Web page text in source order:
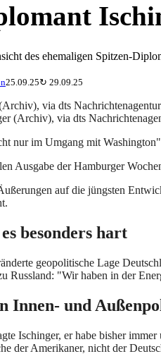
des ehemaligen Spitzen-
25.09.25↻ 29.09.25
(Archiv), via dts
nur im Umgang mit Washington"
Ausgabe der Hamburger
auf die jüngsten
besonders hart
geopolitische Lage
Russland: "Wir haben in der
Innen- und
Ischinger, er habe bisher
der Amerikaner, nicht der